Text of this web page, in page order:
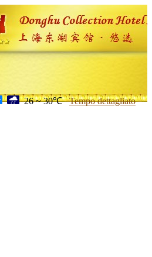
26 ~ 30℃ Tempo dettagliato